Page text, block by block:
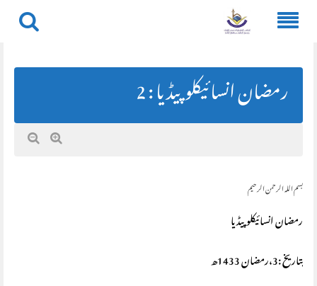
contentرمضان انسائیکلوپیڈیا : 2
بسم اللہ الرحمن الرحیم
رمضان انسائیکلوپیڈیا
بتاریخ :3،رمضان 1433ھ